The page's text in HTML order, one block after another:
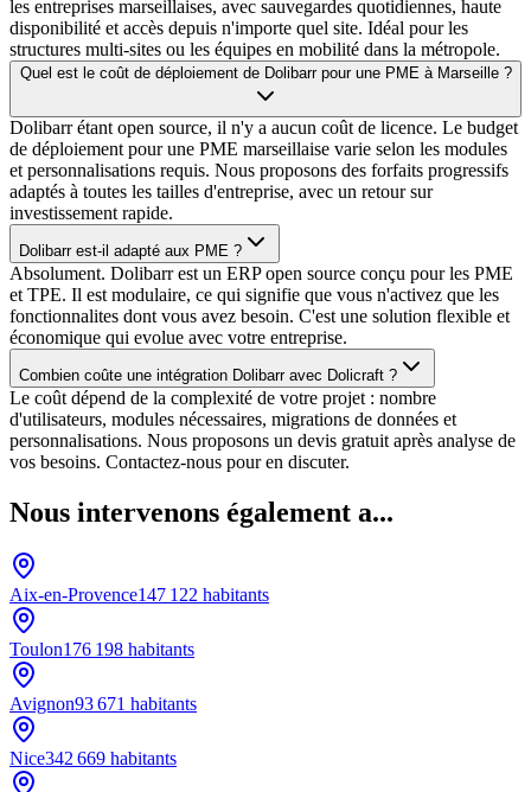
les entreprises marseillaises, avec sauvegardes quotidiennes, haute
disponibilité et accès depuis n'importe quel site. Idéal pour les
structures multi-sites ou les équipes en mobilité dans la métropole.
Quel est le coût de déploiement de Dolibarr pour une PME à Marseille ?
Dolibarr étant open source, il n'y a aucun coût de licence. Le budget
de déploiement pour une PME marseillaise varie selon les modules
et personnalisations requis. Nous proposons des forfaits progressifs
adaptés à toutes les tailles d'entreprise, avec un retour sur
investissement rapide.
Dolibarr est-il adapté aux PME ?
Absolument. Dolibarr est un ERP open source conçu pour les PME
et TPE. Il est modulaire, ce qui signifie que vous n'activez que les
fonctionnalites dont vous avez besoin. C'est une solution flexible et
économique qui evolue avec votre entreprise.
Combien coûte une intégration Dolibarr avec Dolicraft ?
Le coût dépend de la complexité de votre projet : nombre
d'utilisateurs, modules nécessaires, migrations de données et
personnalisations. Nous proposons un devis gratuit après analyse de
vos besoins. Contactez-nous pour en discuter.
Nous intervenons également a...
Aix-en-Provence147 122 habitants
Toulon176 198 habitants
Avignon93 671 habitants
Nice342 669 habitants